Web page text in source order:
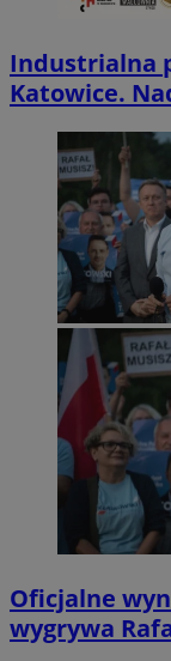
Industrialna
Katowice.
Oficjalne
wygrywa